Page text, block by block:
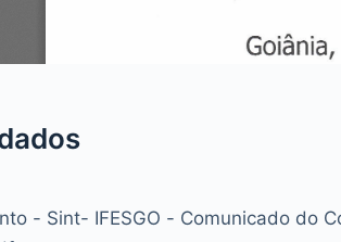
- Sint- IFESGO - Comunicado do